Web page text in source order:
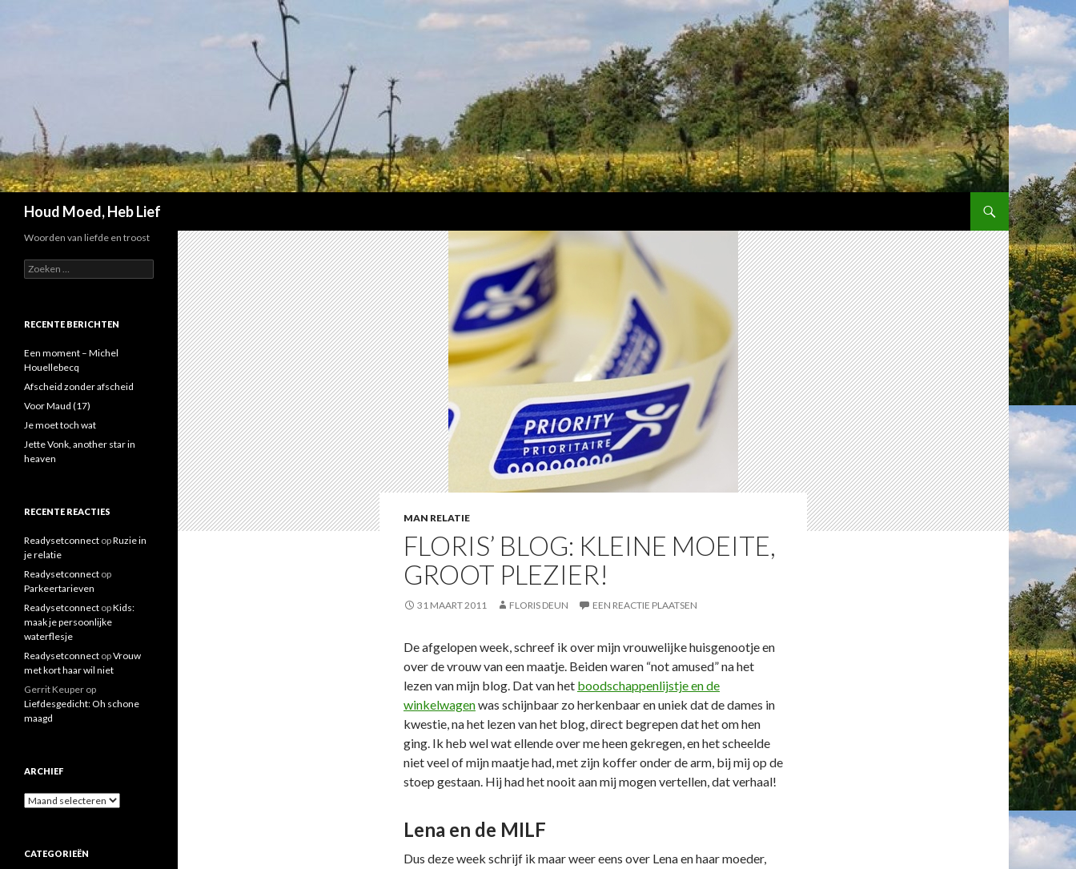
Houd Moed, Heb Lief
SPRING NAAR INHOUD
MAN RELATIE
FLORIS’ BLOG: KLEINE MOEITE,
GROOT PLEZIER!
31 MAART 2011 FLORIS DEUN EEN REACTIE PLAATSEN
De afgelopen week, schreef ik over mijn vrouwelijke huisgenootje en
over de vrouw van een maatje. Beiden waren “not amused” na het
lezen van mijn blog. Dat van het boodschappenlijstje en de
winkelwagenwas schijnbaar zo herkenbaar en uniek dat de dames in
kwestie, na het lezen van het blog, direct begrepen dat het om hen
ging. Ik heb wel wat ellende over me heen gekregen, en het scheelde
niet veel of mijn maatje had, met zijn koffer onder de arm, bij mij op de
stoep gestaan. Hij had het nooit aan mij mogen vertellen, dat verhaal!
Lena en de MILF
Dus deze week schrijf ik maar weer eens over Lena en haar moeder,
Woorden van liefde en troost
Z
o
e
n
a
a
:
RECENTE BERICHTEN
Een moment – Michel
Houellebecq
Afscheid zonder afscheid
Voor Maud (17)
Je moet toch wat
Jette Vonk, another star in
heaven
RECENTE REACTIES
Readysetconnect opRuzie in
je relatie
Readysetconnect op
Parkeertarieven
Readysetconnect opKids:
maak je persoonlijke
waterflesje
Readysetconnect opVrouw
met kort haar wil niet
Gerrit Keuper op
Liefdesgedicht: Oh schone
maagd
ARCHIEF
A
iCATEGORIEËN